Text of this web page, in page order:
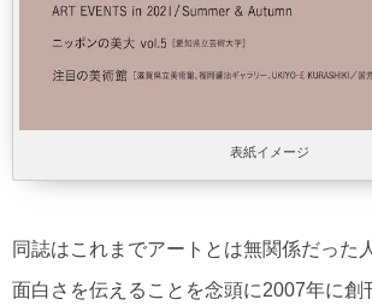
表紙イメージ
同誌はこれまでアートとは無関係だった
面白さを伝えることを念頭に2007年に創